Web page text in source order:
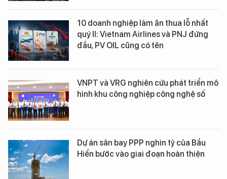
10 doanh nghiệp làm ăn thua lỗ nhất
quý II: Vietnam Airlines và PNJ đứng
đầu, PV OIL cũng có tên
VNPT và VRG nghiên cứu phát triển mô
hình khu công nghiệp công nghệ số
Dự án sân bay PPP nghìn tỷ của Bầu
Hiển bước vào giai đoạn hoàn thiện